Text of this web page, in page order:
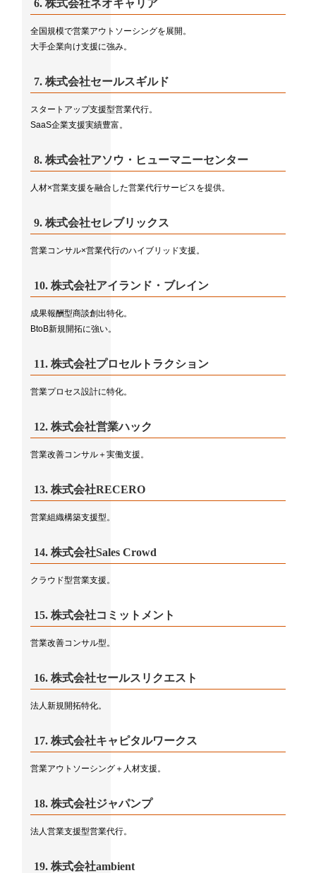
6. 株式会社ネオキャリア
全国規模で営業アウトソーシングを展開。
大手企業向け支援に強み。
7. 株式会社セールスギルド
スタートアップ支援型営業代行。
SaaS企業支援実績豊富。
8. 株式会社アソウ・ヒューマニーセンター
人材×営業支援を融合した営業代行サービスを提供。
9. 株式会社セレブリックス
営業コンサル×営業代行のハイブリッド支援。
10. 株式会社アイランド・ブレイン
成果報酬型商談創出特化。
BtoB新規開拓に強い。
11. 株式会社プロセルトラクション
営業プロセス設計に特化。
12. 株式会社営業ハック
営業改善コンサル＋実働支援。
13. 株式会社RECERO
営業組織構築支援型。
14. 株式会社Sales Crowd
クラウド型営業支援。
15. 株式会社コミットメント
営業改善コンサル型。
16. 株式会社セールスリクエスト
法人新規開拓特化。
17. 株式会社キャピタルワークス
営業アウトソーシング＋人材支援。
18. 株式会社ジャパンプ
法人営業支援型営業代行。
19. 株式会社ambient